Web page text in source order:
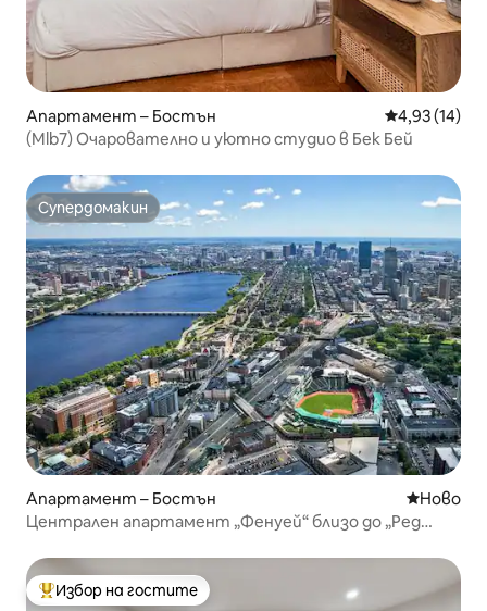
Апартамент – Бостън Средна
4,93 (14)
(Mlb7) Очарователно и уютно студио в Бек Бей
Супердомакин
Супердомакин
Апартамент – Бостън Ново
Ново
Централен апартамент „Фенуей“ близо до „Ред
Най-популярен избор на гостите
Избор на гостите